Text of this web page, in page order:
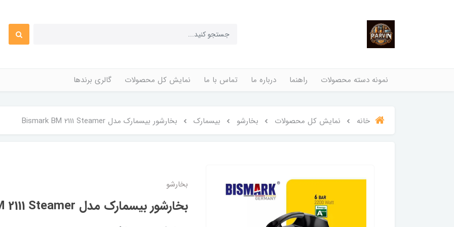
نمونه دسته محصولات راهنما درباره ما تماس با ما نمایش کل محصولات گالری برندها
خانه نمایش کل محصولات بخارشو بیسمارک بخارشور بیسمارک مدل Bismark BM 2111 Steamer
بخارشو
بخارشور بیسمارک مدل Bismark BM 2111 Steamer